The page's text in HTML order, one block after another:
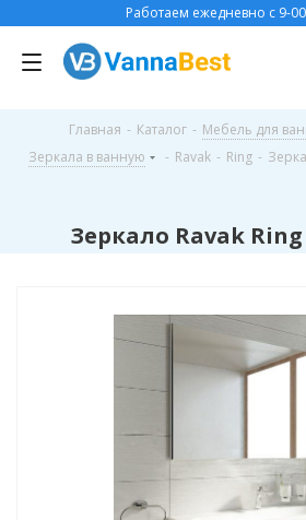
Работаем ежедневно с 9-
Главная - Каталог - Мебель для
Зеркала в ванную
- Ravak - Ring -
Зеркало Ravak Ring